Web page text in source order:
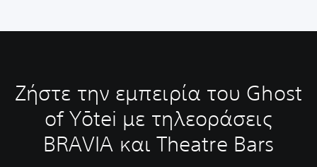
Ζήστε την εμπειρία του Ghost
of Yōtei με τηλεοράσεις
BRAVIA και Theatre Bars